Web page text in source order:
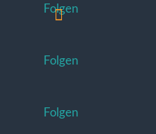
Folgen
Folgen
Folgen